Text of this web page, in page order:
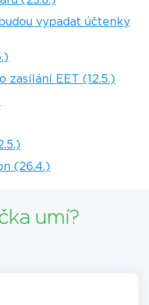
vypadat účtenky
zasílání EET (12.5.)
(26.4.)
umí?